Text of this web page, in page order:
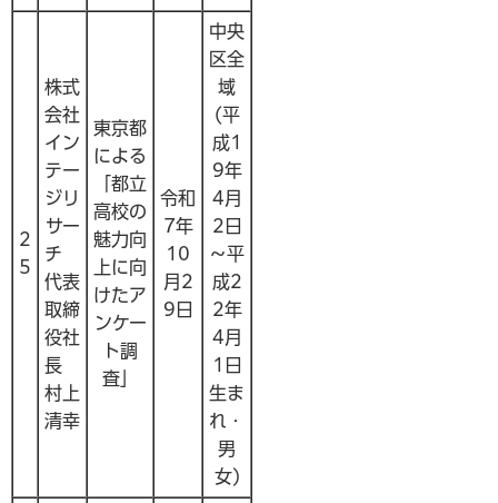
2
5
株式
会社
イン
テー
ジリ
サー
チ
代表
取締
役社
長
村上
清幸
東京都
による
「都立
高校の
魅力向
上に向
けたア
ンケー
ト調
査」
令和
7年
10
月2
9日
中央
区全
域
(平
成1
9年
4月
2日
～平
成2
2年
4月
1日
生ま
れ・
男
女)